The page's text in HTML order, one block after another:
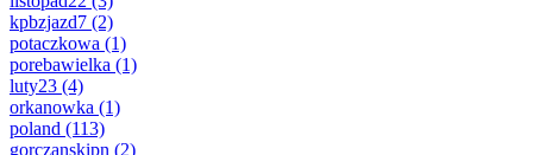
kpbzjazd7 (2)
potaczkowa (1)
porebawielka (1)
luty23 (4)
orkanowka (1)
poland (113)
gorczanskipn (2)